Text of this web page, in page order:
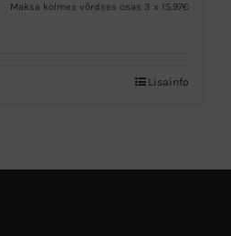
Maksa kolmes võrdses osas 3 x 15.97€
Lisainfo